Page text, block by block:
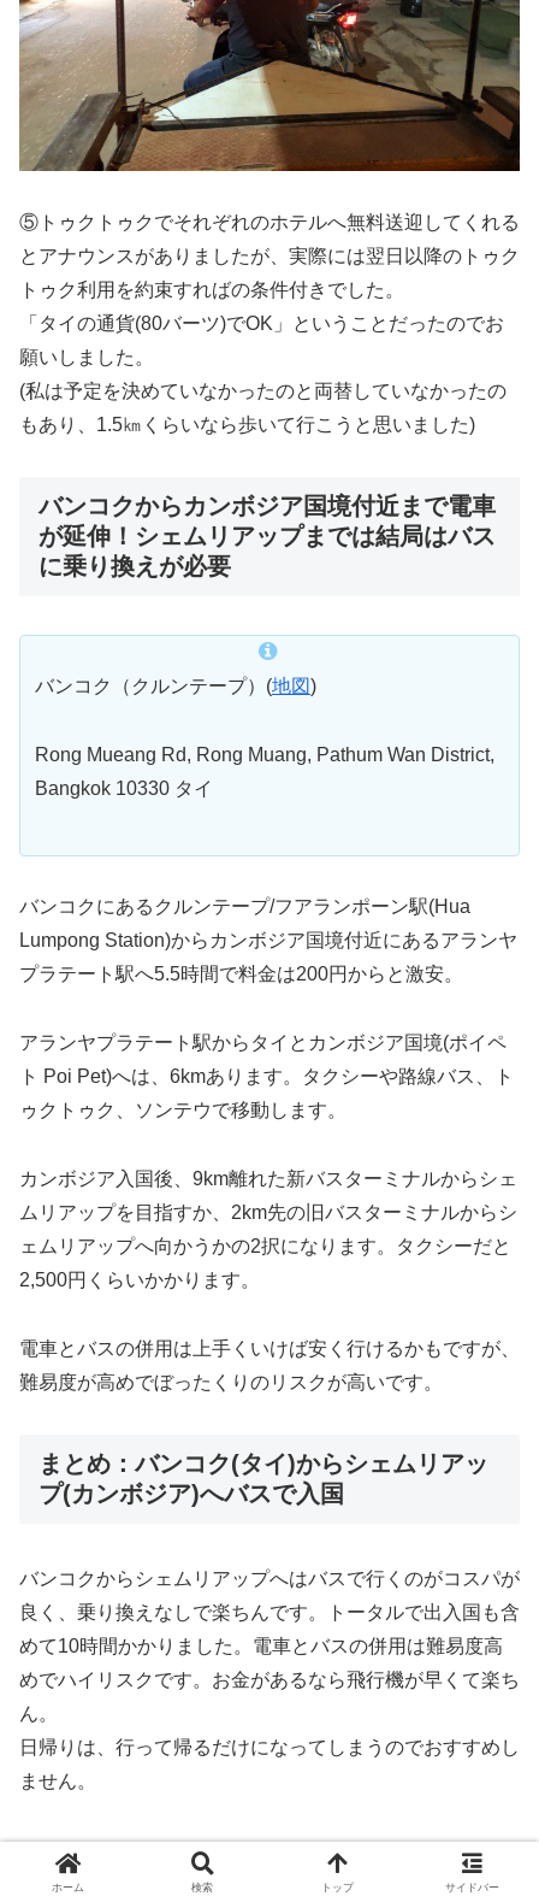
⑤トゥクトゥクでそれぞれのホテルへ無料送迎してくれる
とアナウンスがありましたが、実際には翌日以降のトゥク
トゥク利用を約束すればの条件付きでした。
「タイの通貨(80バーツ)でOK」ということだったのでお
願いしました。
(私は予定を決めていなかったのと両替していなかったの
もあり、1.5㎞くらいなら歩いて行こうと思いました)
バンコクからカンボジア国境付近まで電車
が延伸！シェムリアップまでは結局はバス
に乗り換えが必要
バンコク（クルンテープ）(地図)
Rong Mueang Rd, Rong Muang, Pathum Wan District,
Bangkok 10330 タイ
バンコクにあるクルンテープ/フアランポーン駅(Hua
Lumpong Station)からカンボジア国境付近にあるアランヤ
プラテート駅へ5.5時間で料金は200円からと激安。
アランヤプラテート駅からタイとカンボジア国境(ポイペ
ト Poi Pet)へは、6kmあります。タクシーや路線バス、ト
ゥクトゥク、ソンテウで移動します。
カンボジア入国後、9km離れた新バスターミナルからシェ
ムリアップを目指すか、2km先の旧バスターミナルからシ
ェムリアップへ向かうかの2択になります。タクシーだと
2,500円くらいかかります。
電車とバスの併用は上手くいけば安く行けるかもですが、
難易度が高めでぼったくりのリスクが高いです。
まとめ：バンコク(タイ)からシェムリアッ
プ(カンボジア)へバスで入国
バンコクからシェムリアップへはバスで行くのがコスパが
良く、乗り換えなしで楽ちんです。トータルで出入国も含
めて10時間かかりました。電車とバスの併用は難易度高
めでハイリスクです。お金があるなら飛行機が早くて楽ち
ん。
日帰りは、行って帰るだけになってしまうのでおすすめし
ません。
カンボジア 「いけちゃん」が書いた記事
ホーム 検索 トップ サイドバー